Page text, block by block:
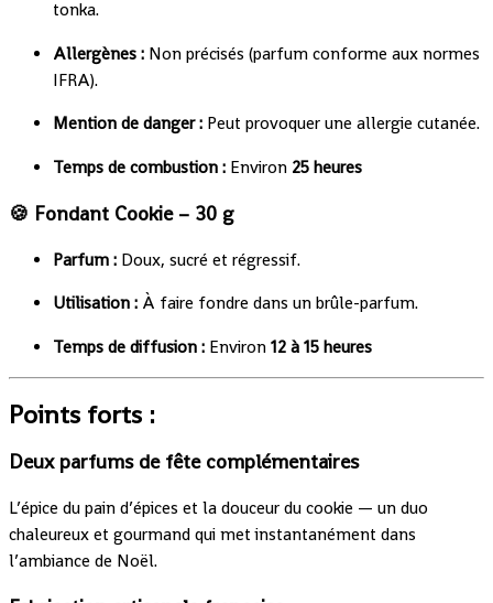
tonka.
Allergènes : Non précisés (parfum conforme aux normes
IFRA).
Mention de danger : Peut provoquer une allergie cutanée.
Temps de combustion : Environ 25 heures
🍪 Fondant Cookie – 30 g
Parfum : Doux, sucré et régressif.
Utilisation : À faire fondre dans un brûle-parfum.
Temps de diffusion : Environ 12 à 15 heures
Points forts :
Deux parfums de fête complémentaires
L’épice du pain d’épices et la douceur du cookie — un duo
chaleureux et gourmand qui met instantanément dans
l’ambiance de Noël.